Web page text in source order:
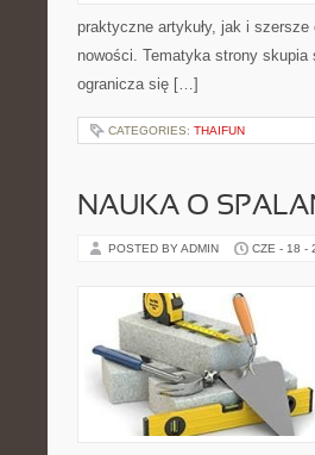
praktyczne artykuły, jak i
nowości. Tematyka strony
ogranicza się […]
CATEGORIES: THAIFUN
NAUKA O
POSTED BY ADMIN CZE - 18 -